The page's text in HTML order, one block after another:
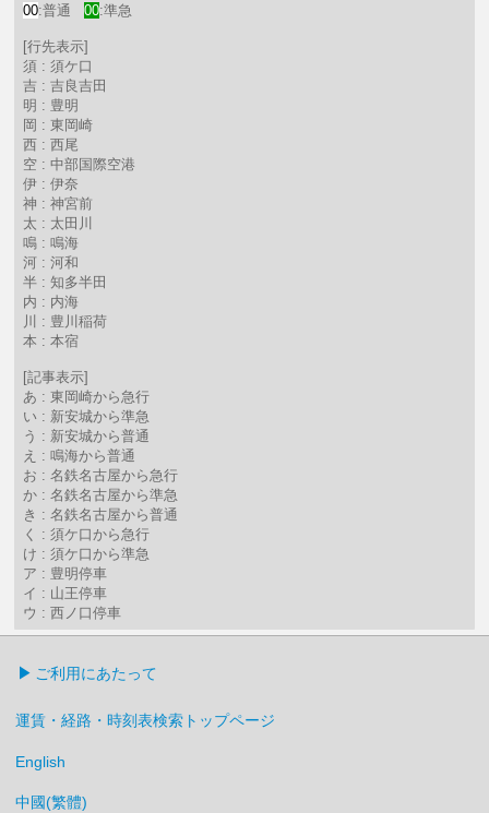
00:普通 00:準急
[行先表示]
須 : 須ケ口
吉 : 吉良吉田
明 : 豊明
岡 : 東岡崎
西 : 西尾
空 : 中部国際空港
伊 : 伊奈
神 : 神宮前
太 : 太田川
鳴 : 鳴海
河 : 河和
半 : 知多半田
内 : 内海
川 : 豊川稲荷
本 : 本宿
[記事表示]
あ : 東岡崎から急行
い : 新安城から準急
う : 新安城から普通
え : 鳴海から普通
お : 名鉄名古屋から急行
か : 名鉄名古屋から準急
き : 名鉄名古屋から普通
く : 須ケ口から急行
け : 須ケ口から準急
ア : 豊明停車
イ : 山王停車
ウ : 西ノ口停車
ご利用にあたって
運賃・経路・時刻表検索トップページ
English
中國(繁體)